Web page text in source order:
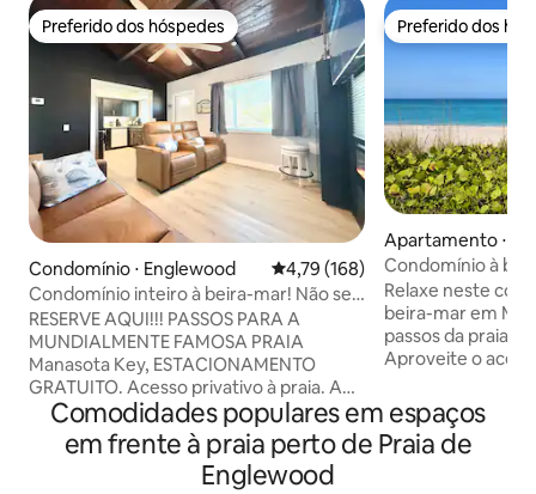
Preferido dos hóspedes
Preferido dos hóspedes
Condomínio ⋅ Englewood 4,79 de uma avaliação média de
4,79 (168)
Condomínio inteiro à beira-mar! Não se
preocupe, Beach Happy!
RESERVE AQUI!!! PASSOS PARA A
MUNDIALMENTE FAMOSA PRAIA
Manasota Key, ESTACIONAMENTO
GRATUITO. Acesso privativo à praia. A
uma curta distância de muitos
restaurantes. 2 quartos, 1 banheiro,
condomínio com tema de praia com
acesso à PISCINA AQUECIDA do outro
Preferido dos
Preferido dos
Apartamento ⋅
Condomínio à
de Englewood |
Relaxe neste
beira-mar em
passos da praia
Aproveite o
sol
um cais à beira
passear de
Comodidades populares em espaços
em frente à praia perto de Praia de
Englewood